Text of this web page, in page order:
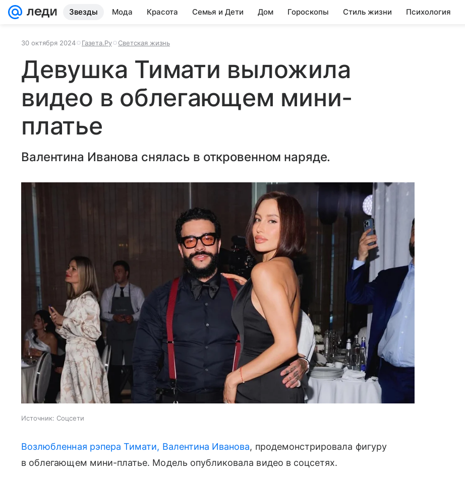
Звезды Мода Красота Семья и Дети Дом Гороскопы Стиль жизни Психология
30 октября 2024 Газета.Ру Светская жизнь
Девушка Тимати выложила
видео в облегающем мини-
платье
Валентина Иванова снялась в откровенном наряде.
Источник: Соцсети
Возлюбленная рэпера Тимати, Валентина Иванова, продемонстрировала фигуру
в облегающем мини-платье. Модель опубликовала видео в соцсетях.